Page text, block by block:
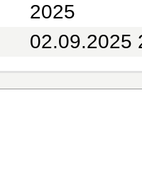
2025
02.09.2025